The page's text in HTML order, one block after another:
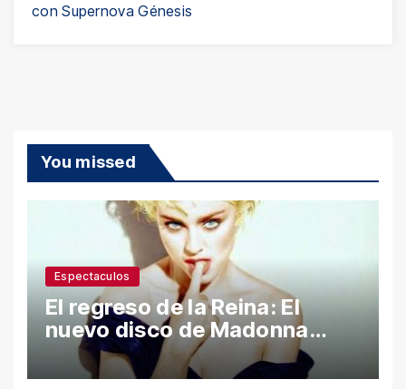
con Supernova Génesis
You missed
Espectaculos
El regreso de la Reina: El
nuevo disco de Madonna
desata polémica con ataques
a Sean Penn y confesiones